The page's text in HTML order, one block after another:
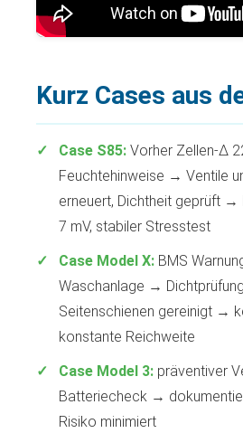
Kurz Cases aus
Case S85: Vorher Zellen-Δ
Feuchtehinweise → Ventile
erneuert, Dichtheit geprüft →
7 mV, stabiler Stresstest
Case Model X: BMS
Waschanlage →
Seitenschienen gereinigt →
konstante Reichweite
Case Model 3: präventiver
Batteriecheck →
Risiko minimiert